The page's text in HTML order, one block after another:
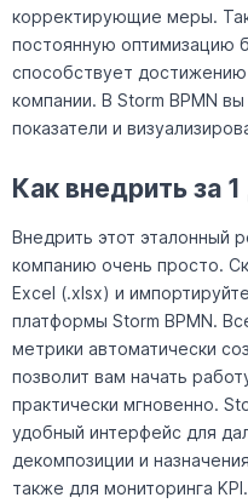
корректирующие меры.
постоянную оптимизацию
способствует достижению
компании. В Storm BPMN
показатели и
Как внедрить за
Внедрить этот эталонный
компанию очень просто.
Excel (.xlsx) и
платформы Storm BPMN.
метрики автоматически
позволит вам начать
практически мгновенно.
удобный интерфейс для
декомпозиции и
также для мониторинга